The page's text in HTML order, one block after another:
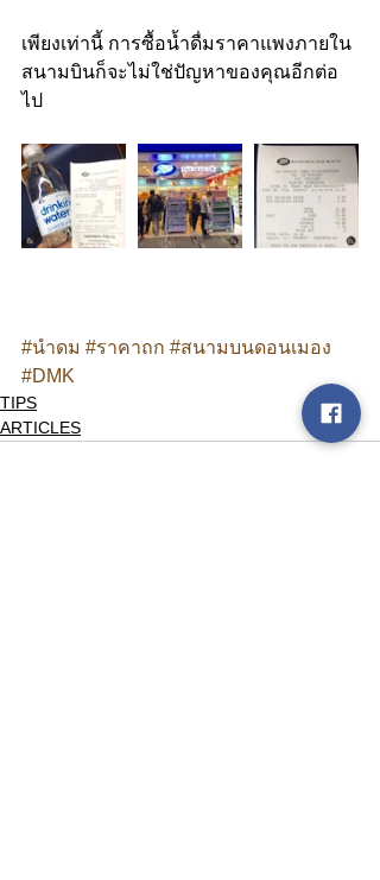
เพียงเท่านี้ การซื้อน้ำดื่มราคาแพงภายใน
สนามบินก็จะไม่ใช่ปัญหาของคุณอีกต่อ
ไป
#นำดม #ราคาถก #สนามบนดอนเมอง
#DMK
TIPS
ARTICLES